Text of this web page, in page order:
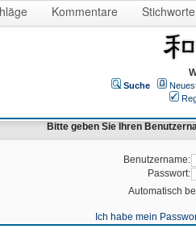
Kommentare Stichworte
Suche
Bitte geben Sie Ihren
Benutzername:
Passwort:
Automatisch
Ich habe mein